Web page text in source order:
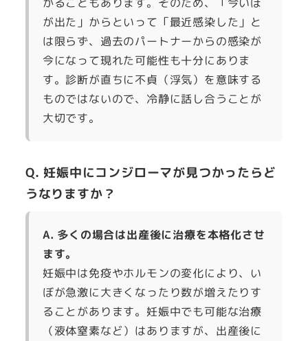
が出た」からといって「最近感染した」と
は限らず、過去のパートナーからの感染が
今になって現れた可能性も十分にありま
す。診断が直ちに不貞（浮気）を意味する
ものではないので、冷静に話し合うことが
大切です。
Q. 妊娠中にコンジローマが見つかったらど
うなりますか？
A. 多くの場合は出産後に治療を本格化させ
ます。
妊娠中は免疫やホルモンの変化により、い
ぼが急激に大きくなったり数が増えたりす
ることがあります。妊娠中でも可能な治療
（液体窒素など）はありますが、出産後に